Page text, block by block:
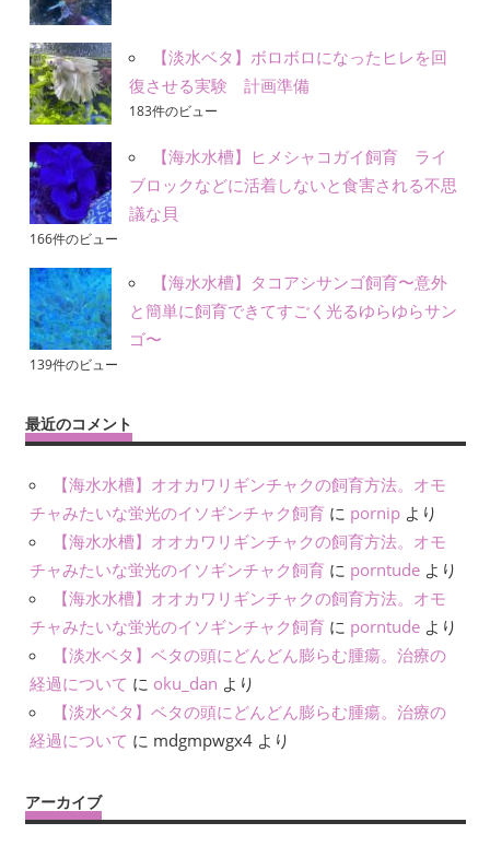
【淡水ベタ】ボロボロになったヒレを回
復させる実験 計画準備
183件のビュー
【海水水槽】ヒメシャコガイ飼育 ライ
ブロックなどに活着しないと食害される不思
議な貝
166件のビュー
【海水水槽】タコアシサンゴ飼育〜意外
と簡単に飼育できてすごく光るゆらゆらサン
ゴ〜
139件のビュー
最近のコメント
【海水水槽】オオカワリギンチャクの飼育方法。オモ
チャみたいな蛍光のイソギンチャク飼育 に pornip より
【海水水槽】オオカワリギンチャクの飼育方法。オモ
チャみたいな蛍光のイソギンチャク飼育 に porntude より
【海水水槽】オオカワリギンチャクの飼育方法。オモ
チャみたいな蛍光のイソギンチャク飼育 に porntude より
【淡水ベタ】ベタの頭にどんどん膨らむ腫瘍。治療の
経過について に oku_dan より
【淡水ベタ】ベタの頭にどんどん膨らむ腫瘍。治療の
経過について に mdgmpwgx4 より
アーカイブ